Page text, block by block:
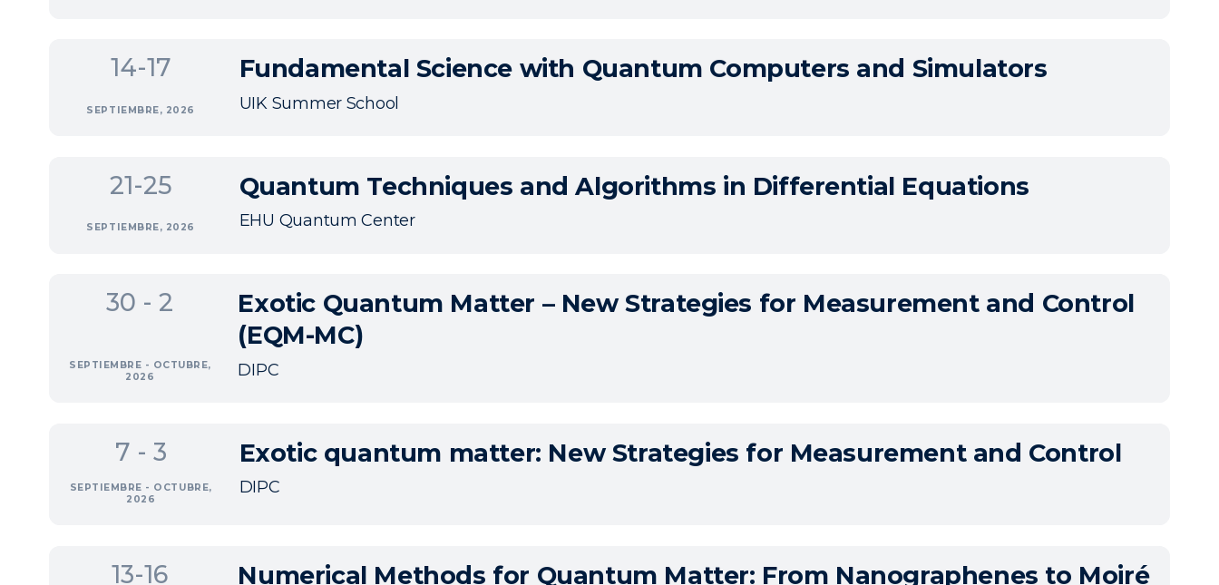
14-17
SEPTIEMBRE, 2026
Fundamental Science with Quantum Computers and Simulators
UIK Summer School
21-25
SEPTIEMBRE, 2026
Quantum Techniques and Algorithms in Differential Equations
EHU Quantum Center
30 - 2
SEPTIEMBRE - OCTUBRE,
2026
Exotic Quantum Matter – New Strategies for Measurement and Control
(EQM-MC)
DIPC
7 - 3
SEPTIEMBRE - OCTUBRE,
2026
Exotic quantum matter: New Strategies for Measurement and Control
DIPC
13-16
Numerical Methods for Quantum Matter: From Nanographenes to Moiré